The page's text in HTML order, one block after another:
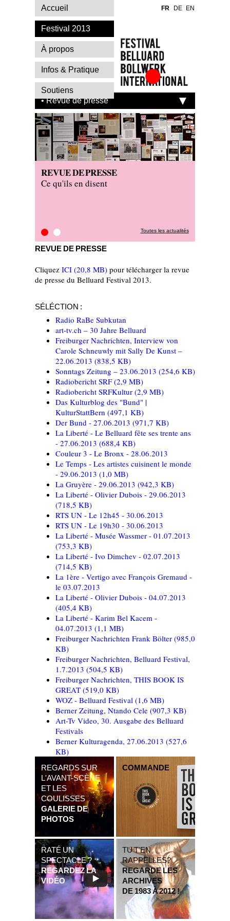
Festival Belluard
International
• Revue de presse
REVUE DE PRESSE
Ce qu'ils en disent
Revue de presse On tour
Toutes les actualités
REVUE DE PRESSE
Cliquez ICI (20,8 MB) pour télécharger la revue
de presse du Belluard Festival 2013.
SÉLÉCTION :
Radio RaBe Subkutan
art-tv.ch – 30 Jahre Belluard
Freiburger Nachrichten, Interview von
Carole Schneuwly mit Sally De Kunst –
22.06.2013 (838,5 KB)
Sonntags Zeitung – 23.06.2013 (254,6 KB)
Radiobericht SRF(2,9 MB)
Radiobericht SRFKultur (2,9 MB)
Das Kulturblog des "Bund" |
KulturStattBern (497,1 KB)
Der Bund - 27.06.2013 (971,7 KB)
La Liberté - Le Belluard fête ses trente ans
- 27.06.2013 (688,4 KB)
Couleur 3 - Le Bronx - 28.06.2013
Le Temps - Les artistes cuisinent le monde
- 29.06.2013 (1,0 MB)
La Gruyère - 29.06.2013 (942,3 KB)
La Liberté - Olivier Dubois - 29.06.2013
(718,5 KB)
RTS UN - Le 12h45 - 30.06.2013
RTS UN - Le 19h30 - 30.06.2013
La Liberté - Musée Wassmer - 01.07.2013
(753,3 KB)
La Liberté - Ivo Dimchev - 02.07.2013
(714,5 KB)
La 1ère - Vertigo avec François Gremaud -
le 03.07.2013
La Liberté - Olivier Dubois - 04.07.2013
(405,4 KB)
La Liberté - Karim Bel Kacem -
04.07.2013 (1,1 MB)
Freiburger Nachrichten Frank Bölter (985,0
KB)
Freiburger Nachrichten, Belluard Festival,
1.7.2013 (504,5 KB)
Freiburger Nachrichten, THIS BOOK IS
GREAT (519,0 KB)
WOZ - Belluard Festival (1,6 MB)
Berner Zeitung, Ntando Cele (907,3 KB)
Art-Tv Video, 30. Ausgabe des Belluard
Festivals
Berner Kulturagenda, 27.06.2013 (527,6
KB)
REGARDS SUR
L'AVANT-SCÈNE
ET LES
COULISSES
GALERIE DE
PHOTOS
COMMANDE
RATÉ UN
SPECTACLE ?
REGARDEZ LA
VIDÉO
TU T'EN
RAPPELLES?
REGARDE LES
ARCHIVES
DE 1983 À 2012 !
Accueil
Festival 2013
À propos
Infos & Pratique
Soutiens
FR DE EN